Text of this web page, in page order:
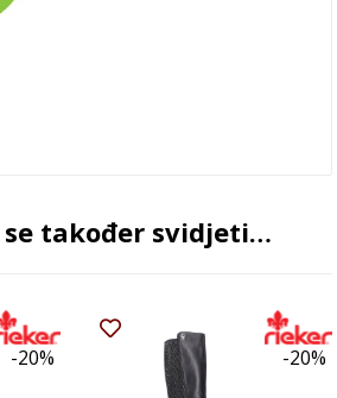
se također svidjeti…
-20% -20%